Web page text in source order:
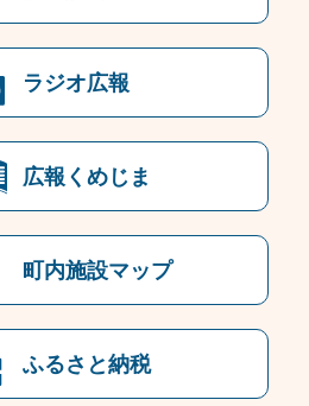
ラジオ広報
広報くめじま
町内施設マップ
ふるさと納税